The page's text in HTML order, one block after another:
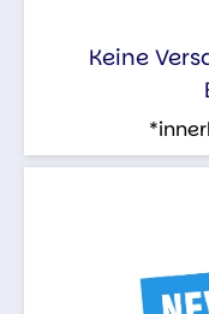
Keine